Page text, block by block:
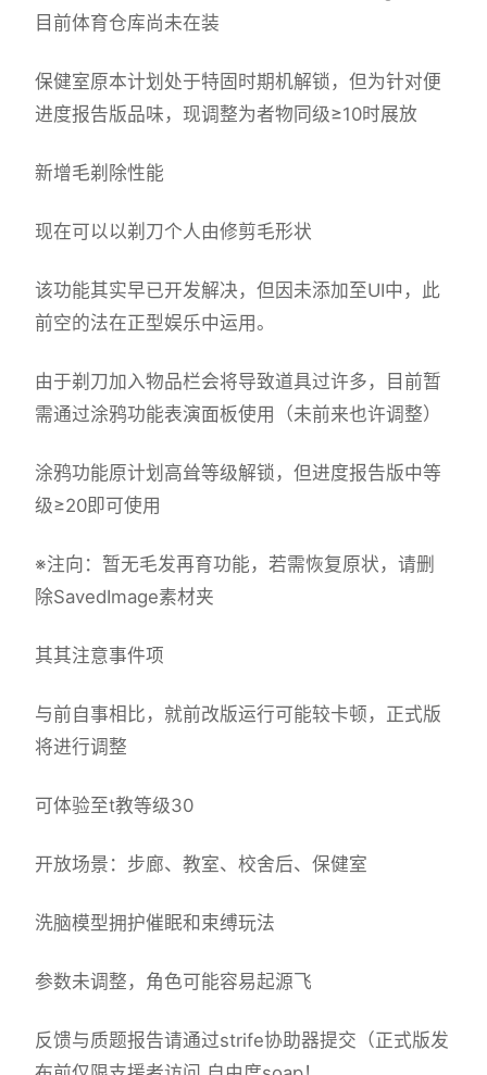
目前体育仓库尚未在装
保健室原本计划处于特固时期机解锁，但为针对便
进度报告版品味，现调整为者物同级≥10时展放
新增毛剃除性能
现在可以以剃刀个人由修剪毛形状
该功能其实早已开发解决，但因未添加至UI中，此
前空的法在正型娱乐中运用。
由于剃刀加入物品栏会将导致道具过许多，目前暂
需通过涂鸦功能表演面板使用（未前来也许调整）
涂鸦功能原计划高耸等级解锁，但进度报告版中等
级≥20即可使用
※注向 ：暂无毛发再育功能，若需恢复原状，请删
除SavedImage素材夹
其其注意事件项
与前自事相比，就前改版运行可能较卡顿，正式版
将进行调整
可体验至t教等级30
开放场景：步廊、教室、校舍后、保健室
洗脑模型拥护催眠和束缚玩法
参数未调整，角色可能容易起源飞
反馈与质题报告请通过strife协助器提交（正式版发